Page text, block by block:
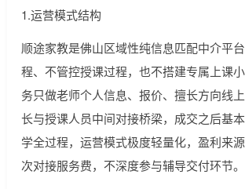
1.运营模式结构
顺途家教是佛山区域性纯信息匹配中介平
程、不管控授课过程，也不搭建专属上课
务只做老师个人信息、报价、擅长方向线
长与授课人员中间对接桥梁，成交之后基
学全过程，运营模式极度轻量化，盈利来
次对接服务费，不深度参与辅导交付环节。